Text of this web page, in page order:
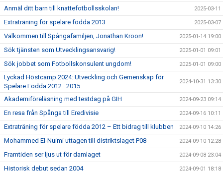
Anmäl ditt barn till knattefotbollsskolan! 2025-03-11
Extraträning för spelare födda 2013 2025-03-07
Välkommen till Spångafamiljen, Jonathan Kroon! 2025-01-14 19:00
Sök tjänsten som Utvecklingsansvarig! 2025-01-01 09:01
Sök jobbet som Fotbollskonsulent ungdom! 2025-01-01 09:00
Lyckad Höstcamp 2024: Utveckling och Gemenskap för
Spelare Födda 2012–2015
2024-10-31 13:30
Akademiföreläsning med testdag på GIH 2024-09-23 09:14
En resa från Spånga till Eredivisie 2024-09-16 10:11
Extraträning för spelare födda 2012 – Ett bidrag till klubben 2024-09-10 14:26
Mohammed El-Nuimi uttagen till distriktslaget P08 2024-09-10 12:28
Framtiden ser ljus ut för damlaget 2024-09-08 23:04
Historisk debut sedan 2004 2024-09-01 18:18